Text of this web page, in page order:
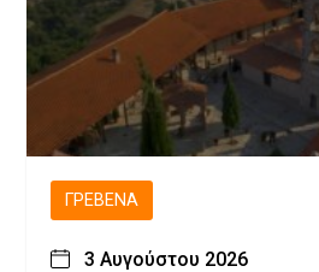
ΓΡΕΒΕΝΆ
3 Αυγούστου 2026